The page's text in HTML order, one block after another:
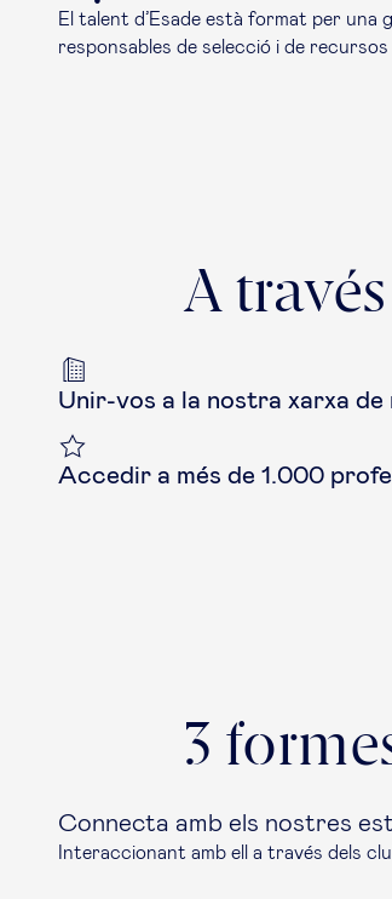
El talent d’Esade està format per una
responsables de selecció i de
A
Unir-vos a la nostra xarxa de
Accedir a més de 1.000
3
Connecta amb els nostres
Interaccionant amb ell a través dels